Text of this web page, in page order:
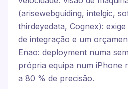
(arisewebguiding, intelgic,
thirdeyedata, Cognex):
de integração e um
Enao: deployment numa
própria equipa num iPhone
a 80 % de precisão.